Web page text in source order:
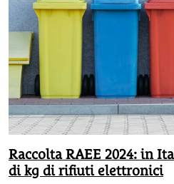
Raccolta RAEE 2024: in
di kg di rifiuti elettronici